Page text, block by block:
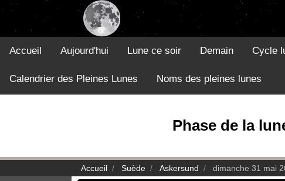
Accueil Aujourd'hui Lune ce soir Demain Cycle
Calendrier des Pleines Lunes Noms des pleines lunes
Phase de la
Accueil Suède Askersund dimanche 31 mai